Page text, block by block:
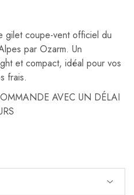
gilet coupe-vent officiel du
par Ozarm. Un
et compact, idéal pour vos
frais.
AVEC UN DÉLAI